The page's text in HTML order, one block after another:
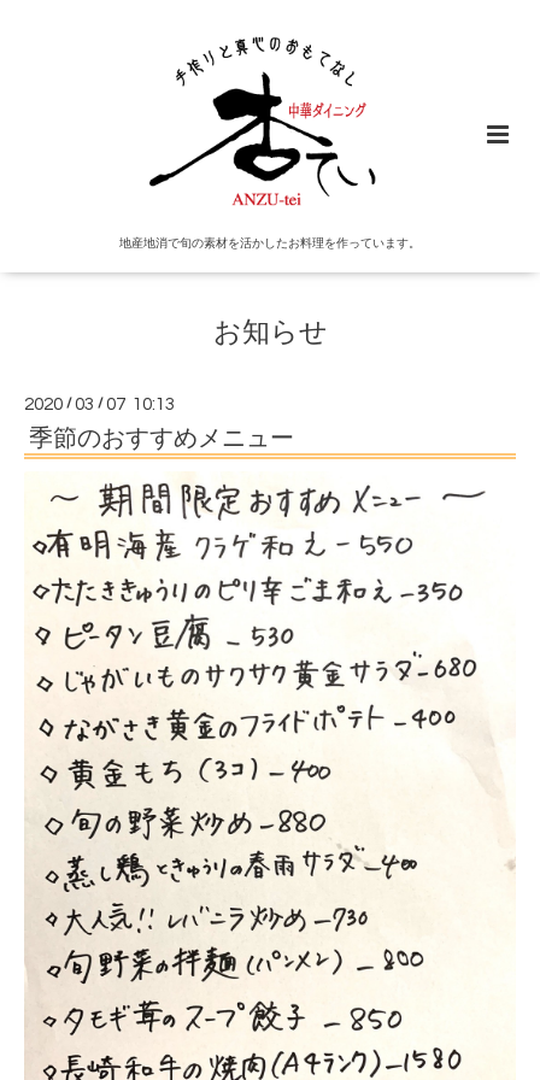
地産地消で旬の素材を活かしたお料理を作っています。
お知らせ
2020 /03 /07 10:13
季節のおすすめメニュー